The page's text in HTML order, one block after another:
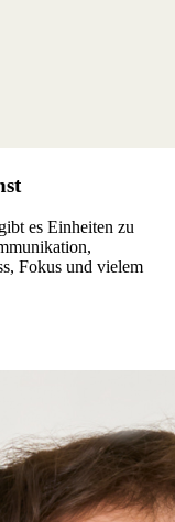
es Einheiten zu
Fokus und vielem